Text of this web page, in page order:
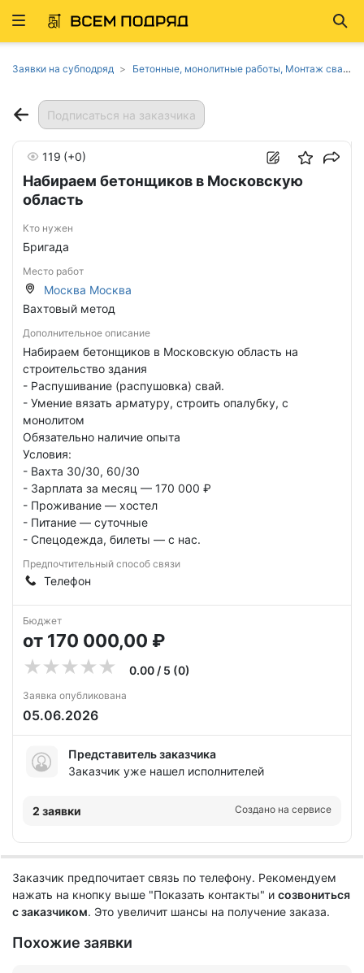
Развернуть
Заявки на субподряд Бетонные, монолитные работы, Монтаж свай, фундаментов в Москве
Подписаться на заказчика
Набираем бетонщиков в Московскую
область
119 (+0)
Кто нужен
Бригада
Место работ
Москва Москва
Вахтовый метод
Дополнительное описание
Набираем бетонщиков в Московскую область на
строительство здания
- Распушивание (распушовка) свай.
- Умение вязать арматуру, строить опалубку, с
монолитом
Обязательно наличие опыта
Условия:
- Вахта 30/30, 60/30
- Зарплата за месяц — 170 000 ₽
- Проживание — хостел
- Питание — суточные
- Спецодежда, билеты — с нас.
Предпочтительный способ связи
Телефон
Бюджет
от 170 000,00 ₽
0.00 / 5 (0)
Заявка опубликована
05.06.2026
Представитель заказчика
Заказчик уже нашел исполнителей
2 заявки Создано на сервисе
Заказчик предпочитает связь по телефону. Рекомендуем
нажать на кнопку выше "Показать контакты" и созвониться
с заказчиком. Это увеличит шансы на получение заказа.
Похожие заявки